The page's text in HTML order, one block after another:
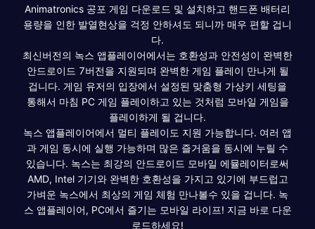
Animatronics 공포 게임 다운로드 및 설치하고 핸드폰 배터리
용량을 인한 발열현상을 걱정 안하셔도 되니까 매우 편할 겁니
다.
최신버전의 녹스 앱플레이어에서는 호환성과 안전성이 완벽한
안드로이드 7버전을 지원되며 완벽한 게임 플레이 만나게 될
겁니다. 게임 유저의 입장에서 설정된 맞춤형 가상키 세팅을
통해서 마침 PC 게임 플레이하고 있는 것처럼 모바일 게임을
플레이하게 될 겁니다.
녹스 앱플레이어에서 멀티 플레이도 지원 가능합니다. 여러 앱
과 게임 동시에 실행 가능하며 많은 즐거움을 동시에 누릴 수
있습니다. 녹스는 최강의 안드로이드 모바일 에뮬레이터로써
AMD, Intel 기기와 완벽한 호환성을 가지고 있기에 부드럽고
가벼운 녹스에서 최상의 게임 체험 만나볼수 있을 겁니다. 녹
스 앱플레이어, PC에서 즐기는 모바일 라이프! 지금 바로 다운
로드하세요!